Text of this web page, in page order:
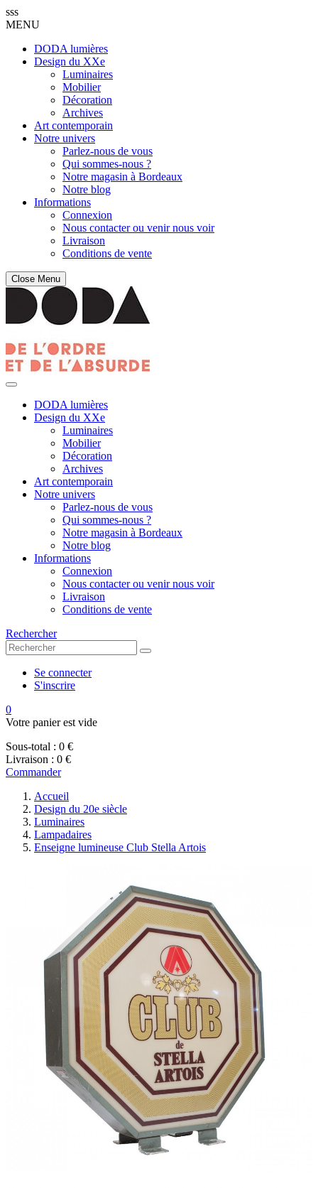
sss
MENU
DODA lumières
Design du XXe
Luminaires
Mobilier
Décoration
Archives
Art contemporain
Notre univers
Parlez-nous de vous
Qui sommes-nous ?
Notre magasin à Bordeaux
Notre blog
Informations
Connexion
Nous contacter ou venir nous voir
Livraison
Conditions de vente
Close Menu
DODA lumières
Design du XXe
Luminaires
Mobilier
Décoration
Archives
Art contemporain
Notre univers
Parlez-nous de vous
Qui sommes-nous ?
Notre magasin à Bordeaux
Notre blog
Informations
Connexion
Nous contacter ou venir nous voir
Livraison
Conditions de vente
Rechercher
Se connecter
S'inscrire
0
Votre panier est vide
Sous-total : 0 €
Livraison : 0 €
Commander
Accueil
Design du 20e siècle
Luminaires
Lampadaires
Enseigne lumineuse Club Stella Artois